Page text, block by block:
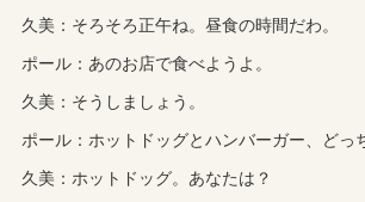
久美：そろそろ正午ね。昼食の時間だわ。
ポール：あのお店で食べようよ。
久美：そうしましょう。
ポール：ホットドッグとハンバーガー、どっ
久美：ホットドッグ。あなたは？